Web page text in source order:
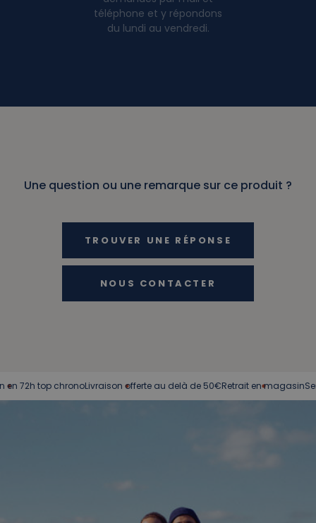
téléphone et y répondons
du lundi au vendredi.
Une question ou une remarque sur ce produit ?
TROUVER UNE RÉPONSE
NOUS CONTACTER
top chronoLivraison offerte au delà de 50€Retrait en magasinService